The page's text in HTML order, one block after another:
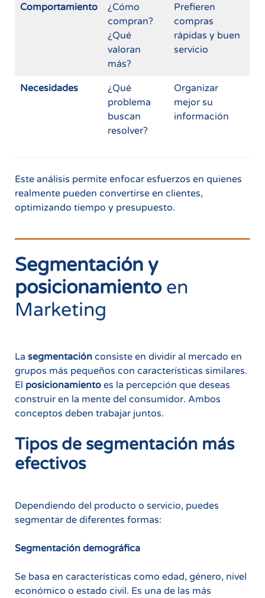
Comportamiento
¿Cómo
compran?
¿Qué
valoran
más?
Prefieren
compras
rápidas y buen
servicio
Necesidades
¿Qué
problema
buscan
resolver?
Organizar
mejor su
información
Este análisis permite enfocar esfuerzos en quienes
realmente pueden convertirse en clientes,
optimizando tiempo y presupuesto.
Segmentación y
posicionamientoen
Marketing
La segmentación consiste en dividir al mercado en
grupos más pequeños con características similares.
El posicionamiento es la percepción que deseas
construir en la mente del consumidor. Ambos
conceptos deben trabajar juntos.
Tipos de segmentación más
efectivos
Dependiendo del producto o servicio, puedes
segmentar de diferentes formas:
Segmentación demográfica
Se basa en características como edad, género, nivel
económico o estado civil. Es una de las más